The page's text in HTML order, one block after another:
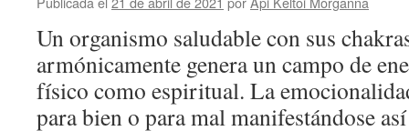
Un organismo saludable con sus
armónicamente genera un campo de
físico como espiritual. La
para bien o para mal manifestándose